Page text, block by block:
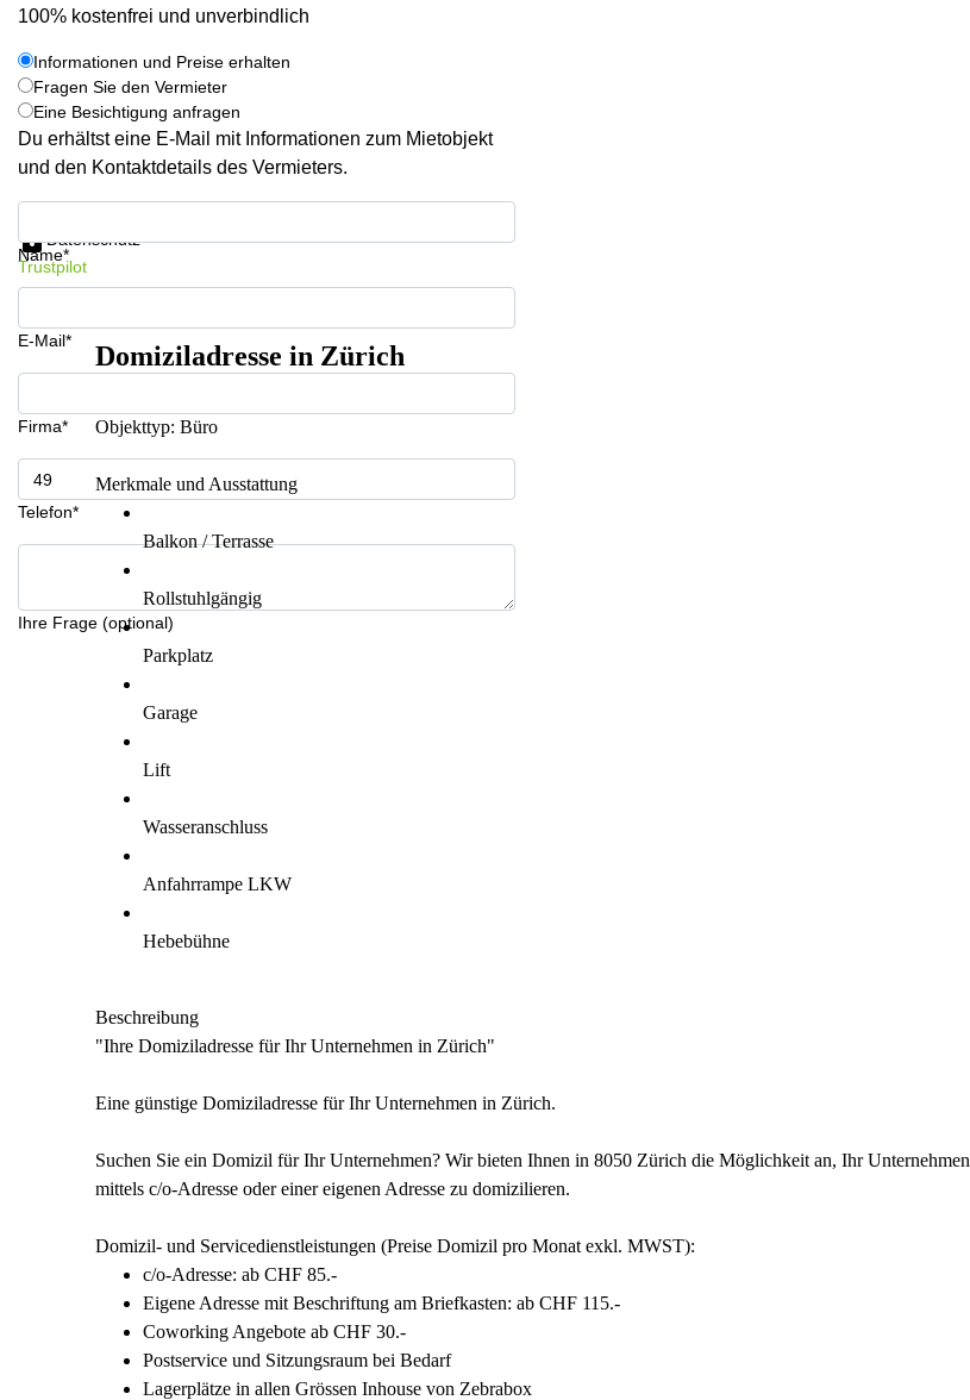
100% kostenfrei und unverbindlich
Informationen und Preise erhalten
Fragen Sie den Vermieter
Eine Besichtigung anfragen
Du erhältst eine E-Mail mit Informationen zum Mietobjekt
und den Kontaktdetails des Vermieters.
Name*
E-Mail*
Firma*
Telefon*
Ihre Frage (optional)
Datenschutz
Trustpilot
Domiziladresse in Zürich
Objekttyp: Büro
Merkmale und Ausstattung
Balkon / Terrasse
Rollstuhlgängig
Parkplatz
Garage
Lift
Wasseranschluss
Anfahrrampe LKW
Hebebühne
Beschreibung
"Ihre Domiziladresse für Ihr Unternehmen in Zürich"
Eine günstige Domiziladresse für Ihr Unternehmen in Zürich.
Suchen Sie ein Domizil für Ihr Unternehmen? Wir bieten Ihnen in 8050 Zürich die Möglichkeit an, Ihr Unternehmen
mittels c/o-Adresse oder einer eigenen Adresse zu domizilieren.
Domizil- und Servicedienstleistungen (Preise Domizil pro Monat exkl. MWST):
c/o-Adresse: ab CHF 85.-
Eigene Adresse mit Beschriftung am Briefkasten: ab CHF 115.-
Coworking Angebote ab CHF 30.-
Postservice und Sitzungsraum bei Bedarf
Lagerplätze in allen Grössen Inhouse von Zebrabox